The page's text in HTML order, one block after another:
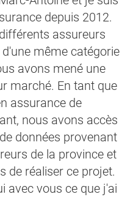
depuis 2012.
assureurs
même catégorie
avons mené une
marché. En tant que
assurance de
nous avons accès
données provenant
de la province et
de réaliser ce projet.
avec vous ce que j'ai